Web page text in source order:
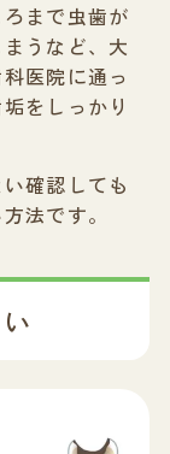
まで虫歯が
うなど、大
医院に通っ
をしっかり
確認しても
法です。